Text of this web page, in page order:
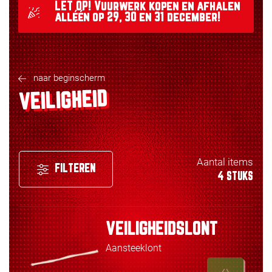
LET OP! Vuurwerk kopen en afhalen
alléén op 29, 30 en 31 december!
naar beginscherm
VEILIGHEID
FILTEREN
Aantal items
4 STUKS
VEILIGHEIDSLONT
Aansteeklont